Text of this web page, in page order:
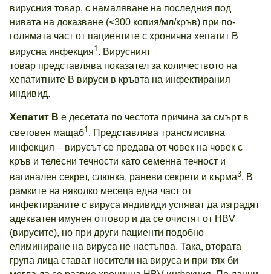
вирусния товар, с намаляване на последния под
нивата на доказване (<300 копия/мл/кръв) при по-
голямата част от пациентите с хронична хепатит В
вирусна инфекция1 . Вирусният
товар представлява показател за количеството на
хепатитните В вируси в кръвта на инфектирания
индивид.
Хепатит В е десетата по честота причина за смърт в
световен мащаб1. Представлява трансмисивна
инфекция – вирусът се предава от човек на човек с
кръв и телесни течности като семенна течност и
вагинален секрет, слюнка, раневи секрети и кърма3. В
рамките на няколко месеца една част от
инфектираните с вируса индивиди успяват да изградят
адекватен имунен отговор и да се очистят от HBV
(вирусите), но при други пациенти подобно
елиминиране на вируса не настъпва. Така, втората
група лица стават носители на вируса и при тях би